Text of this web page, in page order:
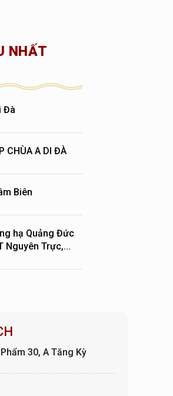
NHẤT
Đà
CHÙA A DI ĐÀ
Biên
hạ Quảng Đức
Nguyên Trực,...
30, A Tăng Kỳ